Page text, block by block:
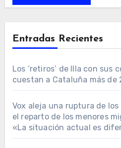
Entradas Recientes
Los ‘retiros’ de Illa con sus
cuestan a Cataluña más de
Vox aleja una ruptura de
el reparto de los menores
«La situación actual es